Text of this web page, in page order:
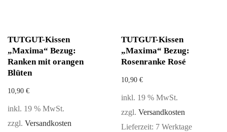
TUTGUT-Kissen
„Maxima“ Bezug:
Ranken mit orangen
Blüten
10,90 €
inkl. 19 % MwSt.
zzgl. Versandkosten
TUTGUT-Kissen
„Maxima“ Bezug:
Rosenranke Rosé
10,90 €
inkl. 19 % MwSt.
zzgl. Versandkosten
Lieferzeit: 7 Werktage